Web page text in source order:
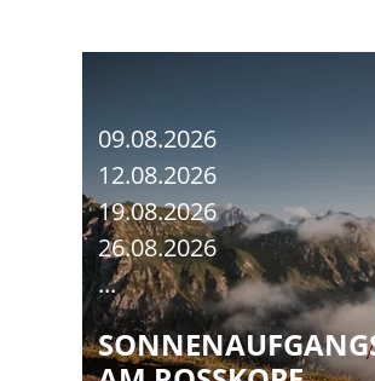
09.08.2026
12.08.2026
19.08.2026
26.08.2026
...